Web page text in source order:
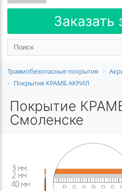
Заказать
Травмобезопасные покрытия
Покрытие КРАМБ АКРИЛ
Покрытие
Смоленске